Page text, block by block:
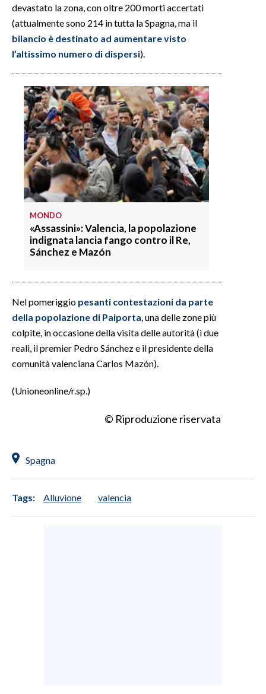
SPIAGGE
STORE
devastato la zona, con oltre 200 morti accertati
(attualmente sono 214 in tutta la Spagna, ma il
bilancio è destinato ad aumentare visto
l’altissimo numero di dispersi).
MONDO
«Assassini»: Valencia, la popolazione
indignata lancia fango contro il Re,
Sánchez e Mazón
Nel pomeriggio pesanti contestazioni da parte
della popolazione di Paiporta , una delle zone più
colpite, in occasione della visita delle autorità (i due
reali, il premier Pedro Sánchez e il presidente della
comunità valenciana Carlos Mazón).
(Unioneonline/r.sp.)
© Riproduzione riservata
Spagna
Tags: Alluvione valencia